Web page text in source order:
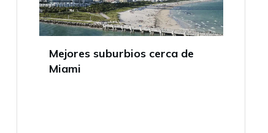
Mejores suburbios cerca de
Miami